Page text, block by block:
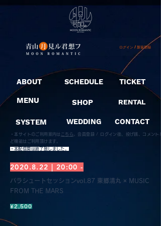
ログイン / 新規登録
ABOUT
MENU
SYSTEM
SCHEDULE
SHOP
WEDDING
TICKET
RENTAL
CONTACT
・本サイトのご利用案内は こちら
会員登録 / ログイン後、投げ銭、コメント
ど機能はご利用頂けます。
​・本配信開は終了致しました。
2020.8.22 | 20:00 -
パラシュートセッションvol.87 東郷清丸 × MUSIC
FROM THE MARS
¥2,500